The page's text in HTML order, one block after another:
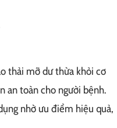
thải mỡ dư thừa khỏi cơ
an toàn cho người bệnh.
nhờ ưu điểm hiệu quả,